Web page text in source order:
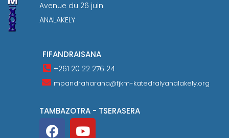
Avenue du 26 juin
ANALAKELY
FIFANDRAISANA
+261 20 22 276 24
mpandraharaha@fjkm-katedralyanalakely.org
TAMBAZOTRA - TSERASERA